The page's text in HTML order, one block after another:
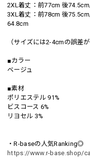
2XL着丈：前77cm 後
3XL着丈：前78cm 後
64.8cm
（サイズには2-4cmの誤差
■カラー
ベージュ
■素材
ポリエステル 91%
ビスコース 6%
リヨセル 3%
・R-baseの人気Ranking◎
https://www.r-base.shop/